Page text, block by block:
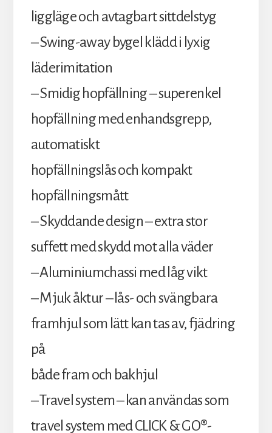
liggläge och avtagbart sittdelstyg
– Swing-away bygel klädd i lyxig
läderimitation
– Smidig hopfällning – superenkel
hopfällning med enhandsgrepp,
automatiskt
hopfällningslås och kompakt
hopfällningsmått
– Skyddande design – extra stor
suffett med skydd mot alla väder
– Aluminiumchassi med låg vikt
– Mjuk åktur – lås- och svängbara
framhjul som lätt kan tas av, fjädring
på
både fram och bakhjul
– Travel system – kan användas som
travel system med CLICK & GO®-